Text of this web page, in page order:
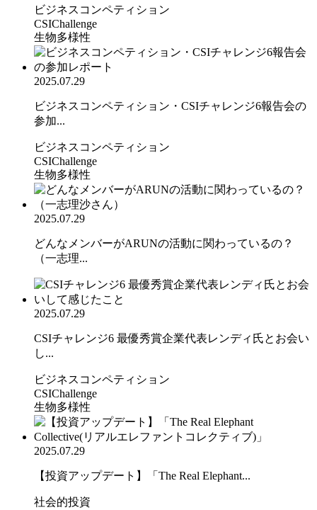
ビジネスコンペティション
CSIChallenge
生物多様性
2025.07.29
ビジネスコンペティション・CSIチャレンジ6報告会の
参加...
ビジネスコンペティション
CSIChallenge
生物多様性
2025.07.29
どんなメンバーがARUNの活動に関わっているの？
（一志理...
2025.07.29
CSIチャレンジ6 最優秀賞企業代表レンディ氏とお会い
し...
ビジネスコンペティション
CSIChallenge
生物多様性
2025.07.29
【投資アップデート】「The Real Elephant...
社会的投資